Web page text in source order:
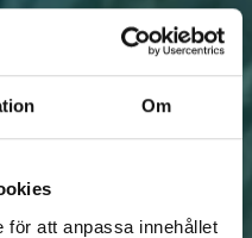
Om
för att anpassa innehållet